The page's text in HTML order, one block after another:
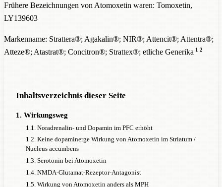
Frühere Bezeichnungen von Atomoxetin waren: Tomoxetin,
LY139603
Markenname: Strattera®; Agakalin®; NIR®; Attencit®; Attentra®;
Atteze®; Atastrat®; Concitron®; Strattex®; etliche Generika 1 2
Inhaltsverzeichnis dieser Seite
1. Wirkungsweg
1.1. Noradrenalin- und Dopamin im PFC erhöht
1.2. Keine dopaminerge Wirkung von Atomoxetin im Striatum /
Nucleus accumbens
1.3. Serotonin bei Atomoxetin
1.4. NMDA-Glutamat-Rezeptor-Antagonist
1.5. Wirkung von Atomoxetin anders als MPH